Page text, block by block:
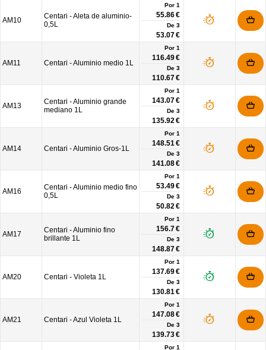
AM10
Centari - Aleta de aluminio-
0,5L
Por 1
55.86 €
De 3
53.07 €
AM11 Centari - Aluminio medio 1L
Por 1
116.49 €
De 3
110.67 €
AM13
Centari - Aluminio grande
mediano 1L
Por 1
143.07 €
De 3
135.92 €
AM14 Centari - Aluminio Gros-1L
Por 1
148.51 €
De 3
141.08 €
AM16
Centari - Aluminio medio fino
0,5L
Por 1
53.49 €
De 3
50.82 €
AM17
Centari - Aluminio fino
brillante 1L
Por 1
156.7 €
De 3
148.87 €
AM20 Centari - Violeta 1L
Por 1
137.69 €
De 3
130.81 €
AM21 Centari - Azul Violeta 1L
Por 1
147.08 €
De 3
139.73 €
Por 1